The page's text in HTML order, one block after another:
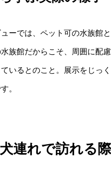
ーでは、ペット可の水族館
族館だからこそ、周囲に配
いるとのこと。展示をじっ
。
犬連れで訪れる